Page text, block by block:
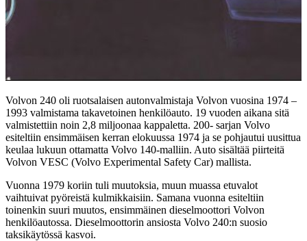
Volvon 240 oli ruotsalaisen autonvalmistaja Volvon vuosina 1974 –
1993 valmistama takavetoinen henkilöauto. 19 vuoden aikana sitä
valmistettiin noin 2,8 miljoonaa kappaletta. 200- sarjan Volvo
esiteltiin ensimmäisen kerran elokuussa 1974 ja se pohjautui uusittua
keulaa lukuun ottamatta Volvo 140-malliin. Auto sisältää piirteitä
Volvon VESC (Volvo Experimental Safety Car) mallista.
Vuonna 1979 koriin tuli muutoksia, muun muassa etuvalot
vaihtuivat pyöreistä kulmikkaisiin. Samana vuonna esiteltiin
toinenkin suuri muutos, ensimmäinen dieselmoottori Volvon
henkilöautossa. Dieselmoottorin ansiosta Volvo 240:n suosio
taksikäytössä kasvoi.